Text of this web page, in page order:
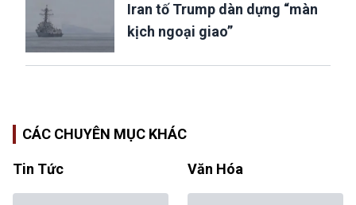
Iran tố Trump dàn dựng “màn
kịch ngoại giao”
CÁC CHUYÊN MỤC KHÁC
Tin Tức Văn Hóa